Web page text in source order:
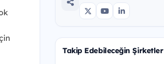
Takip Edebileceğin Şirketler